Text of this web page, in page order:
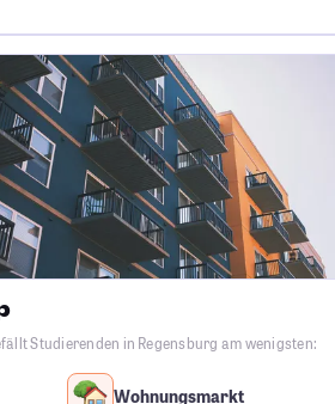
Studierenden in Regensburg am wenigsten:
Wohnungsmarkt